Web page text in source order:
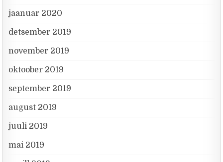
jaanuar 2020
detsember 2019
november 2019
oktoober 2019
september 2019
august 2019
juuli 2019
mai 2019